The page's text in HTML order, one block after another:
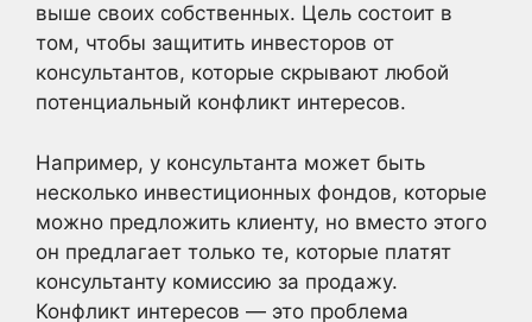
выше своих собственных. Цель состоит в
том, чтобы защитить инвесторов от
консультантов, которые скрывают любой
потенциальный конфликт интересов.
Например, у консультанта может быть
несколько инвестиционных фондов, которые
можно предложить клиенту, но вместо этого
он предлагает только те, которые платят
консультанту комиссию за продажу.
Конфликт интересов — это проблема